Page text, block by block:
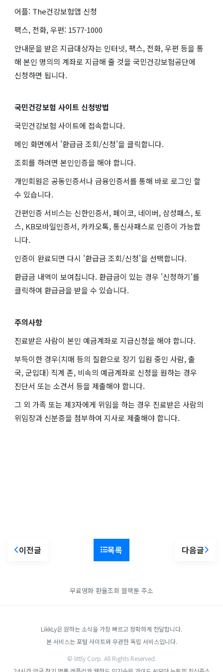
어플: The건강보험앱 신청
팩스, 전화, 우편: 1577-1000
안내문을 받은 지급대상자는 인터넷, 팩스, 전화, 우편 등을 통
해 본인 명의의 계좌로 지급해 줄 것을 국민건강보험공단에
신청하면 됩니다.
국민건강보험 사이트 신청방법
국민건강보험 사이트에 접속합니다.
메인 화면에서 '환급금 조회/신청'을 클릭합니다.
조회를 하려면 본인인증을 해야 합니다.
개인회원은 공동인증서나 금융인증서를 통해 바로 로그인 할
수 있습니다.
간편인증 서비스는 신한인증서, 페이코, 네이버, 삼성패스, 토
스, KB모바일인증서, 카카오톡, 통신사패스로 인증이 가능합
니다.
인증이 완료되면 다시 '환급금 조회/신청'을 선택합니다.
환급금 내역이 보여집니다. 환급금이 있는 경우 '신청하기'를
클릭하여 환급금을 받을 수 있습니다.
주의사항
진료받은 사람이 본인 예금계좌로 지급신청을 해야 합니다.
부득이한 경우(치매 등의 질환으로 장기 입원 중인 사람, 출
국, 군입대) 직계 존, 비속의 예금계좌로 신청을 원하는 경우
진단서 또는 소견서 등을 제출해야 합니다.
그 외 가족 또는 제3자에게 위임을 하는 경우 진료받은 사람의
위임장과 신분증을 첨부하여 지사로 제출해야 합니다.
이전글 목록 다음글
무료영화 환율조회 블랙툰 주소
LikkLy은 원하는 소식을 가장 빠르고 정확하게 전달합니다.
본 서비스는 포털 사이트와 무관한 독립 서비스입니다.
© littly Corp. All Rights Reserved.